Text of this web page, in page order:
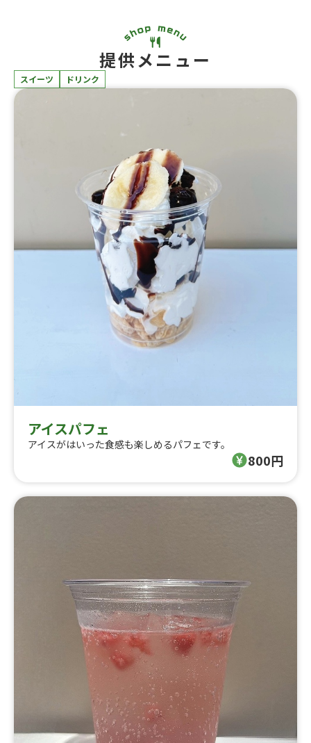
提供メニュー
スイーツ ドリンク
アイスパフェ
アイスがはいった食感も楽しめるパフェです。
800円